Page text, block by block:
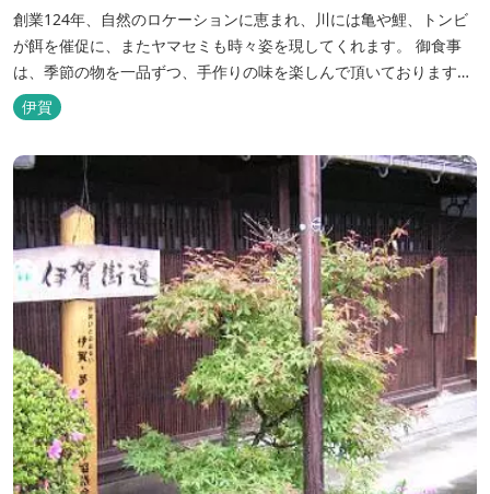
創業124年、自然のロケーションに恵まれ、川には亀や鯉、トンビ
が餌を催促に、またヤマセミも時々姿を現してくれます。 御食事
は、季節の物を一品ずつ、手作りの味を楽しんで頂いております。
（宿泊一日一組）
伊賀